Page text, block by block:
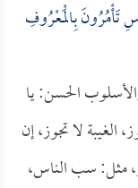
تَأْمُرُونَ بِالْمَعْرُوفِ
الحسن: يا
الغيبة لا تجوز، إن
مثل: سب الناس،